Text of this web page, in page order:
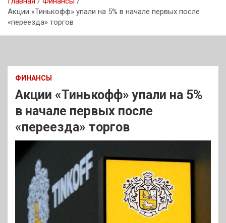
Акции «Тинькофф» упали на 5% в начале первых после
«переезда» торгов
ФИНАНСЫ
Акции «Тинькофф» упали на 5%
в начале первых после
«переезда» торгов